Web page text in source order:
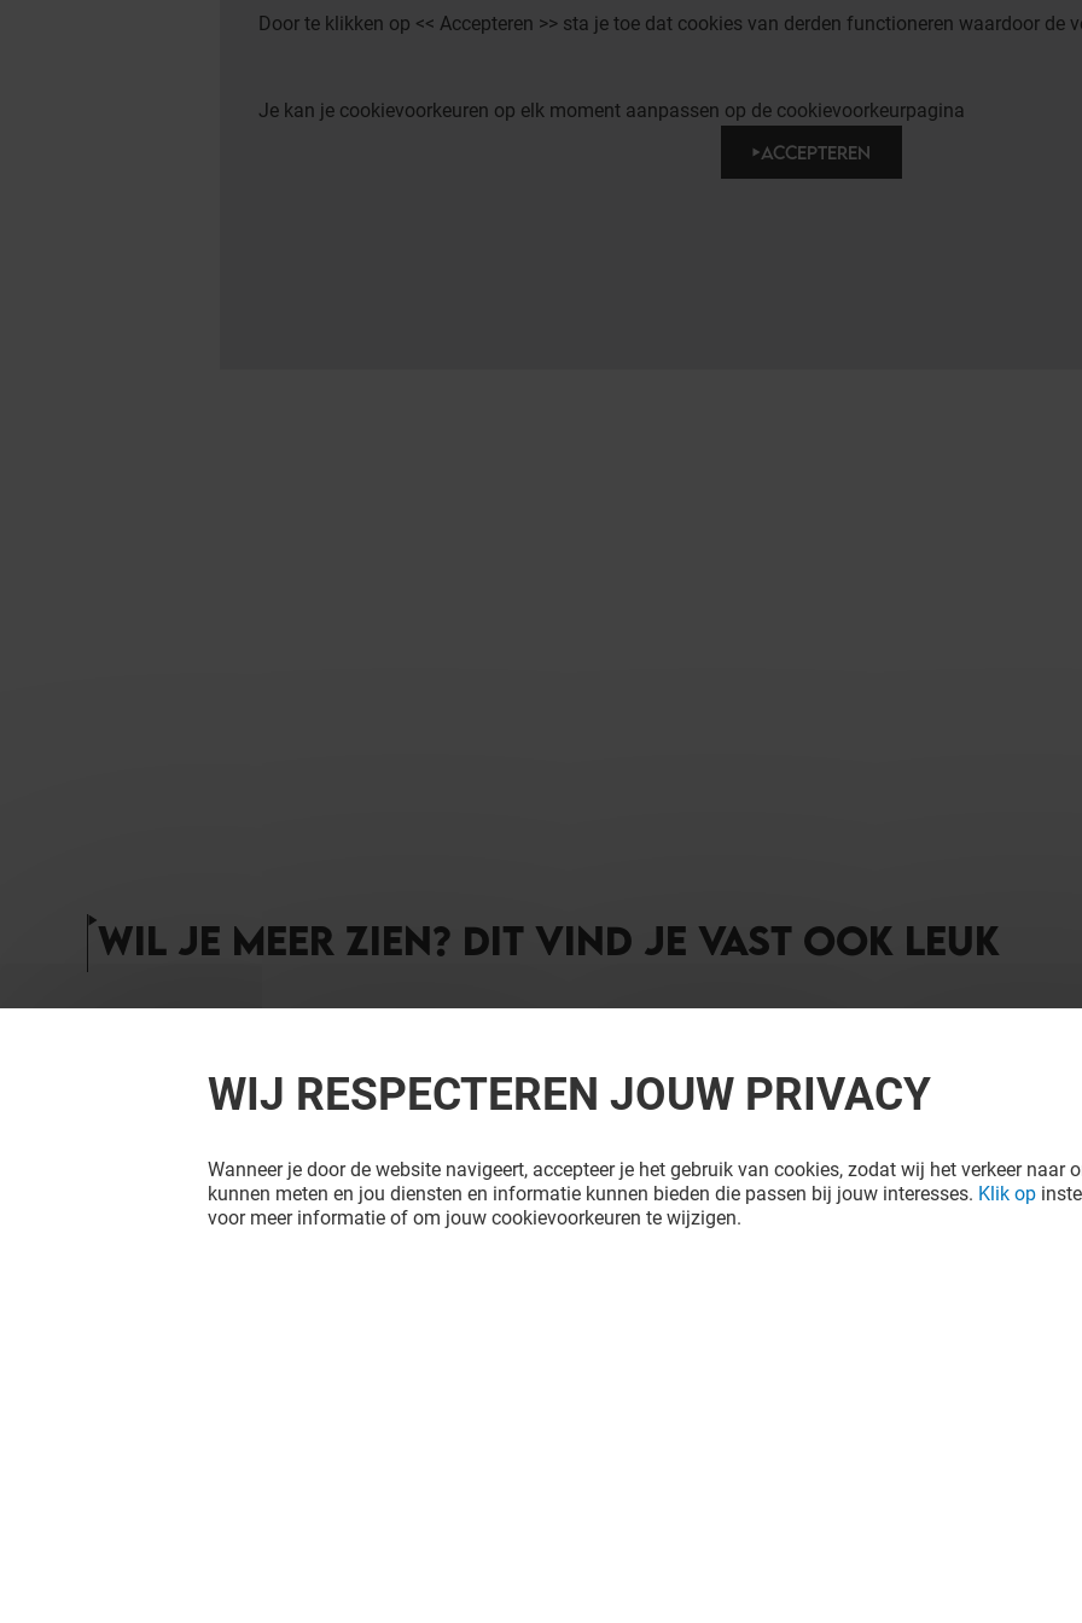
Door te klikken op << Accepteren >> sta je toe dat cookies van derden functioneren waardoor de
Je kan je cookievoorkeuren op elk moment aanpassen op de cookievoorkeurpagina
ACCEPTEREN
WIL JE MEER ZIEN? DIT VIND JE VAST OOK LEUK
WIJ RESPECTEREN JOUW PRIVACY
Wanneer je door de website navigeert, accepteer je het gebruik van cookies, zodat wij het verkeer naar
kunnen meten en jou diensten en informatie kunnen bieden die passen bij jouw interesses. Klik op
voor meer informatie of om jouw cookievoorkeuren te wijzigen.